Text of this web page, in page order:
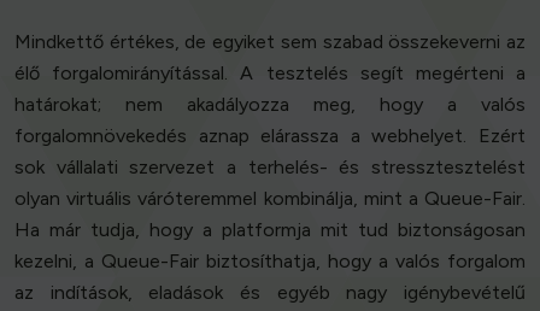
Mindkettő értékes, de egyiket sem szabad összekeverni az
élő forgalomirányítással. A tesztelés segít megérteni a
határokat; nem akadályozza meg, hogy a valós
forgalomnövekedés aznap elárassza a webhelyet. Ezért
sok vállalati szervezet a terhelés- és stressztesztelést
olyan virtuális váróteremmel kombinálja, mint a Queue-Fair.
Ha már tudja, hogy a platformja mit tud biztonságosan
kezelni, a Queue-Fair biztosíthatja, hogy a valós forgalom
az indítások, eladások és egyéb nagy igénybevételű